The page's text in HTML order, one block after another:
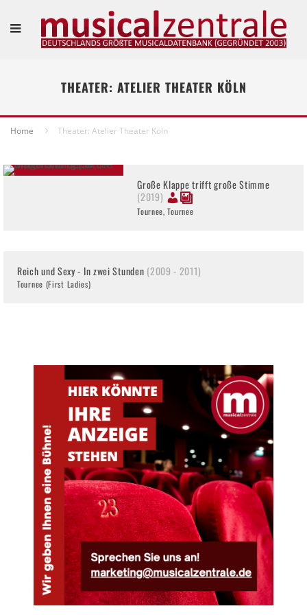
THEATER: ATELIER THEATER KÖLN
Home Theater: Atelier Theater Köln
Große Klappe trifft große Stimme
(2019)
Tournee, Tournee
Reich und Sexy - In zwei Stunden (2009 - 2011)
Tournee (First Ladies)